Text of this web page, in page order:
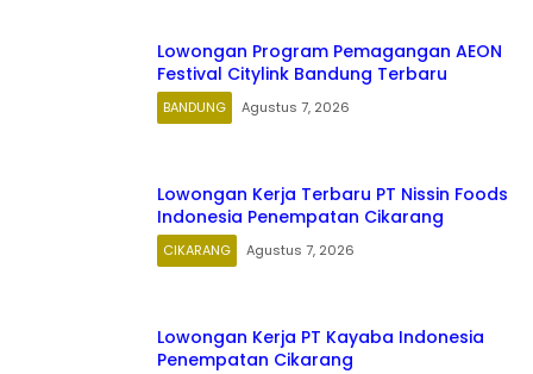
Lowongan Program Pemagangan AEON
Festival Citylink Bandung Terbaru
BANDUNG Agustus 7, 2026
Lowongan Kerja Terbaru PT Nissin Foods
Indonesia Penempatan Cikarang
CIKARANG Agustus 7, 2026
Lowongan Kerja PT Kayaba Indonesia
Penempatan Cikarang